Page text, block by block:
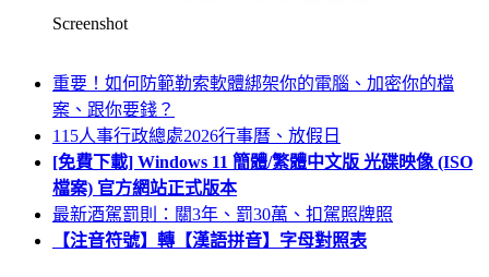
Screenshot
重要！如何防範勒索軟體綁架你的電腦、加密你的檔
案、跟你要錢？
115人事行政總處2026行事曆、放假日
[免費下載] Windows 11 簡體/繁體中文版 光碟映像 (ISO
檔案) 官方網站正式版本
最新酒駕罰則：關3年、罰30萬、扣駕照牌照
【注音符號】轉【漢語拼音】字母對照表